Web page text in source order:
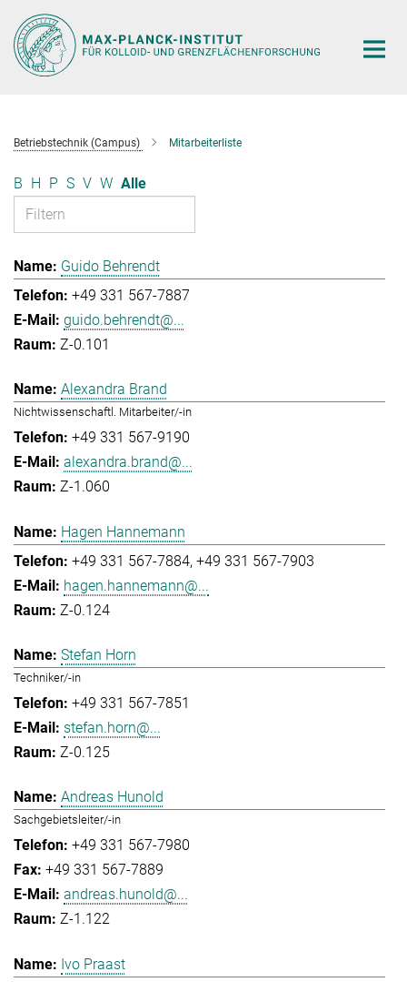
Hauptinhalt
Betriebstechnik (Campus) Mitarbeiterliste
B H P S V W Alle
Guido Behrendt
+49 331 567-7887
guido.behrendt@...
Z-0.101
Alexandra Brand
Nichtwissenschaftl. Mitarbeiter/-in
+49 331 567-9190
alexandra.brand@...
Z-1.060
Hagen Hannemann
+49 331 567-7884 +49 331 567-7903
hagen.hannemann@...
Z-0.124
Stefan Horn
Techniker/-in
+49 331 567-7851
stefan.horn@...
Z-0.125
Andreas Hunold
Sachgebietsleiter/-in
+49 331 567-7980
+49 331 567-7889
andreas.hunold@...
Z-1.122
Ivo Praast